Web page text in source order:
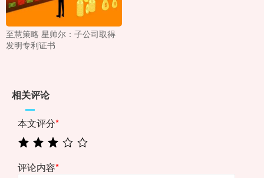
至慧策略 星帅尔：子公司取得
发明专利证书
相关评论
本文评分*
评论内容*